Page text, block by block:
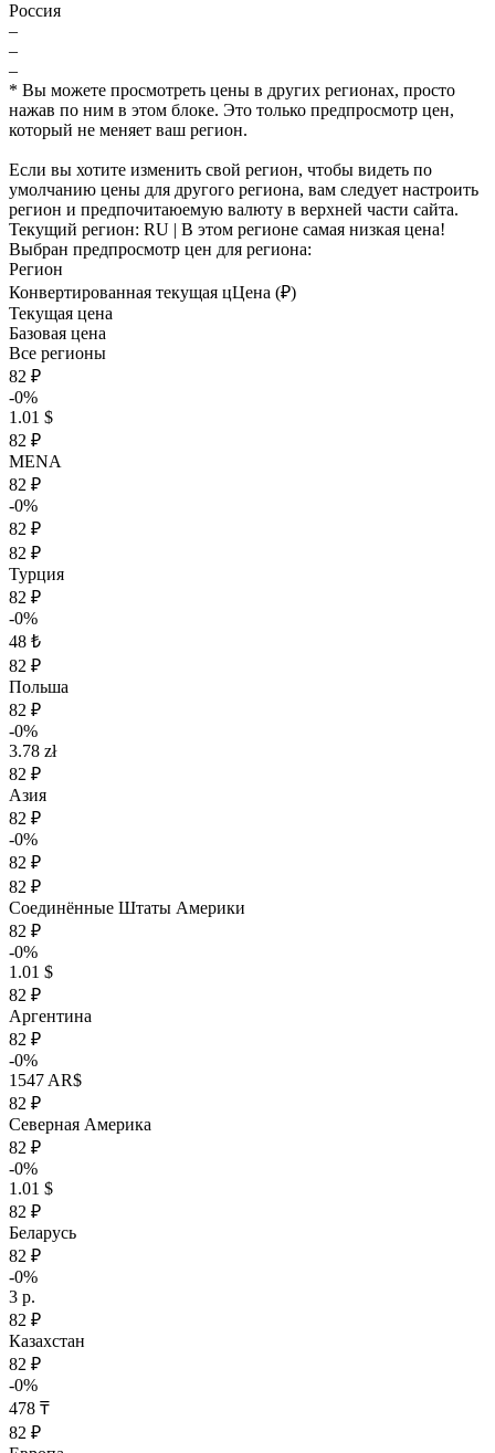
Россия
–
–
–
* Вы можете просмотреть цены в других регионах, просто
нажав по ним в этом блоке. Это только предпросмотр цен,
который не меняет ваш регион.
Если вы хотите изменить свой регион, чтобы видеть по
умолчанию цены для другого региона, вам следует настроить
регион и предпочитаюемую валюту в верхней части сайта.
Текущий регион: RU | В этом регионе самая низкая цена!
Выбран предпросмотр цен для региона:
Регион
Конвертированная текущая цЦена (₽)
Текущая цена
Базовая цена
Все регионы
82 ₽
-0%
1.01 $
82 ₽
MENA
82 ₽
-0%
82 ₽
82 ₽
Турция
82 ₽
-0%
48 ₺
82 ₽
Польша
82 ₽
-0%
3.78 zł
82 ₽
Азия
82 ₽
-0%
82 ₽
82 ₽
Соединённые Штаты Америки
82 ₽
-0%
1.01 $
82 ₽
Аргентина
82 ₽
-0%
1547 AR$
82 ₽
Северная Америка
82 ₽
-0%
1.01 $
82 ₽
Беларусь
82 ₽
-0%
3 р.
82 ₽
Казахстан
82 ₽
-0%
478 ₸
82 ₽